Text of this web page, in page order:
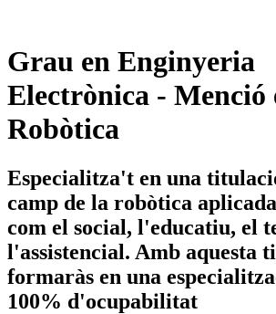
Grau en Enginyeria
Electrònica - Menció
Robòtica
Especialitza't en una
camp de la robòtica
com el social, l'educatiu, el
l'assistencial. Amb aquesta
formaràs en una
100% d'ocupabilitat